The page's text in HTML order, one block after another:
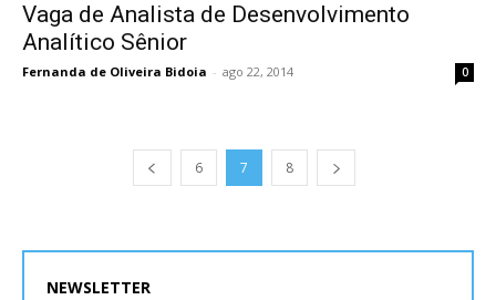
Vaga de Analista de Desenvolvimento
Analítico Sênior
Fernanda de Oliveira Bidoia - ago 22, 2014 0
6 7 8
NEWSLETTER